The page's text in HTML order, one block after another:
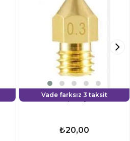
0.3 mk8 pirinç nozzle
₺20,00
Vade farksız 3 taksit